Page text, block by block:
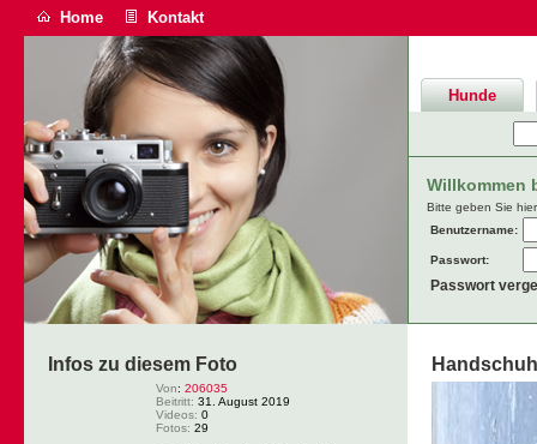
Home Kontakt
Hunde
Willkommen
Bitte geben Sie
Benutzername:
Passwort:
Passwort
Infos zu diesem Foto
Von: 206035
Beitritt: 31. August 2019
Videos: 0
Fotos: 29